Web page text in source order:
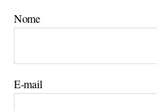
Nome
E-mail